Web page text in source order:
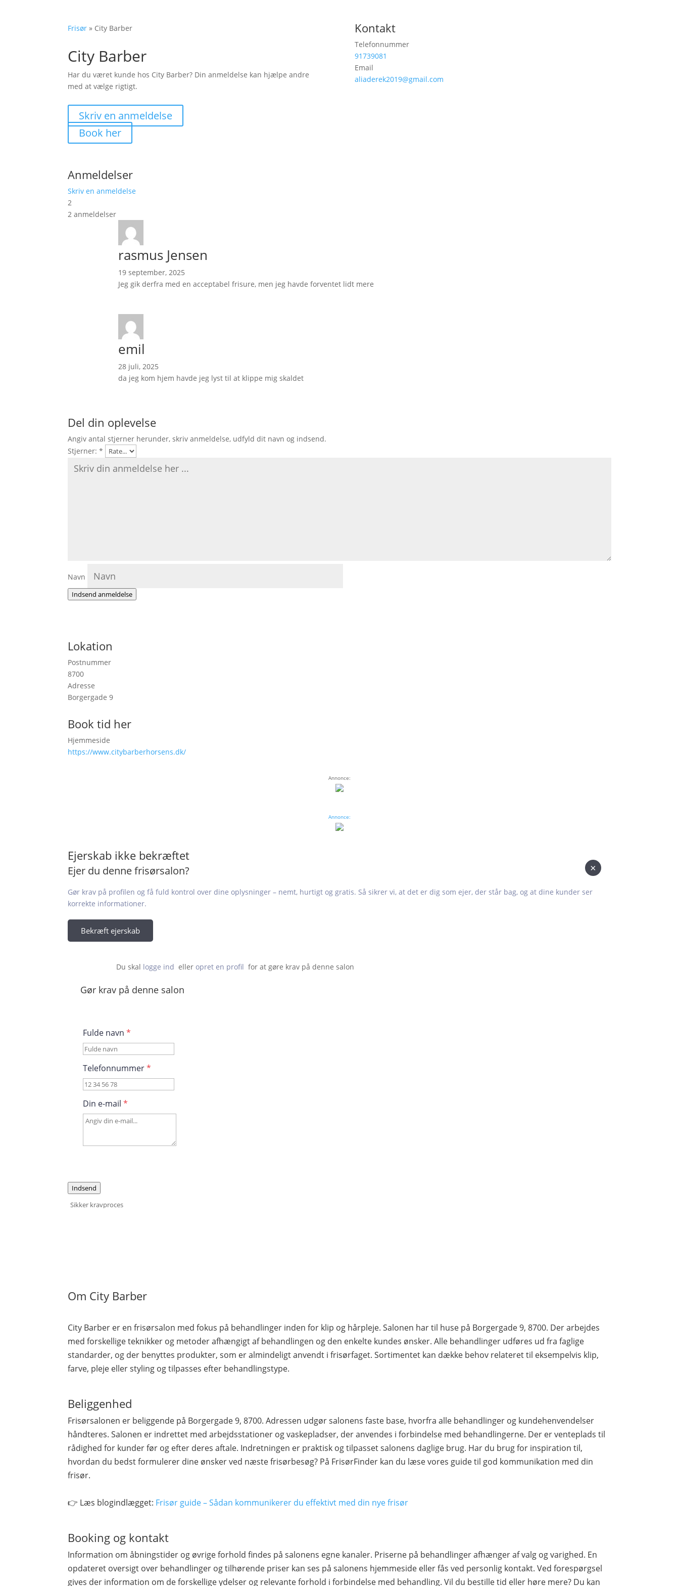
Frisør » City Barber
City Barber
Har du været kunde hos City Barber? Din anmeldelse kan hjælpe andre
med at vælge rigtigt.
Skriv en anmeldelse
Book her
Kontakt
Telefonnummer
91739081
Email
aliaderek2019@gmail.com
Anmeldelser
Skriv en anmeldelse
2
2 anmeldelser
rasmus Jensen
19 september, 2025
Jeg gik derfra med en acceptabel frisure, men jeg havde forventet lidt mere
emil
28 juli, 2025
da jeg kom hjem havde jeg lyst til at klippe mig skaldet
Del din oplevelse
Angiv antal stjerner herunder, skriv anmeldelse, udfyld dit navn og indsend.
Stjerner:*
Navn
Indsend anmeldelse
Lokation
Postnummer
8700
Adresse
Borgergade 9
Book tid her
Hjemmeside
https://www.citybarberhorsens.dk/
Annonce:
Annonce:
Ejerskab ikke bekræftet
Ejer du denne frisørsalon?
Gør krav på profilen og få fuld kontrol over dine oplysninger – nemt, hurtigt og gratis. Så sikrer vi, at det er dig som ejer, der står bag, og at dine kunder ser
korrekte informationer.
Bekræft ejerskab
Du skal logge ind eller opret en profil for at gøre krav på denne salon
Gør krav på denne salon
×
Fulde navn*
Telefonnummer*
Din e-mail*
Indsend
Sikker kravproces
Om City Barber
City Barber er en frisørsalon med fokus på behandlinger inden for klip og hårpleje. Salonen har til huse på Borgergade 9, 8700. Der arbejdes
med forskellige teknikker og metoder afhængigt af behandlingen og den enkelte kundes ønsker. Alle behandlinger udføres ud fra faglige
standarder, og der benyttes produkter, som er almindeligt anvendt i frisørfaget. Sortimentet kan dække behov relateret til eksempelvis klip,
farve, pleje eller styling og tilpasses efter behandlingstype.
Beliggenhed
Frisørsalonen er beliggende på Borgergade 9, 8700. Adressen udgør salonens faste base, hvorfra alle behandlinger og kundehenvendelser
håndteres. Salonen er indrettet med arbejdsstationer og vaskepladser, der anvendes i forbindelse med behandlingerne. Der er venteplads til
rådighed for kunder før og efter deres aftale. Indretningen er praktisk og tilpasset salonens daglige brug. Har du brug for inspiration til,
hvordan du bedst formulerer dine ønsker ved næste frisørbesøg? På FrisørFinder kan du læse vores guide til god kommunikation med din
frisør.
👉 Læs blogindlægget: Frisør guide – Sådan kommunikerer du effektivt med din nye frisør
Booking og kontakt
Information om åbningstider og øvrige forhold findes på salonens egne kanaler. Priserne på behandlinger afhænger af valg og varighed. En
opdateret oversigt over behandlinger og tilhørende priser kan ses på salonens hjemmeside eller fås ved personlig kontakt. Ved forespørgsel
gives der information om de forskellige ydelser og relevante forhold i forbindelse med behandling. Vil du bestille tid eller høre mere? Du kan